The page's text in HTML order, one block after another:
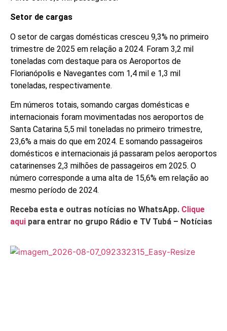
Setor de cargas
O setor de cargas domésticas cresceu 9,3% no primeiro
trimestre de 2025 em relação a 2024. Foram 3,2 mil
toneladas com destaque para os Aeroportos de
Florianópolis e Navegantes com 1,4 mil e 1,3 mil
toneladas, respectivamente.
Em números totais, somando cargas domésticas e
internacionais foram movimentadas nos aeroportos de
Santa Catarina 5,5 mil toneladas no primeiro trimestre,
23,6% a mais do que em 2024. E somando passageiros
domésticos e internacionais já passaram pelos aeroportos
catarinenses 2,3 milhões de passageiros em 2025. O
número corresponde a uma alta de 15,6% em relação ao
mesmo período de 2024.
Receba esta e outras notícias no WhatsApp. Clique
aqui para entrar no grupo Rádio e TV Tubá – Notícias